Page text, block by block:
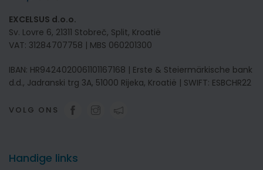
EXCELSUS d.o.o.
Sv. Lovre 6, 21311 Stobreč, Split, Kroatië
VAT: 31284707758 | MBS 060201300
IBAN: HR9424020061101167168 | Erste & Steiermärkische bank
d.d., Jadranski trg 3A, 51000 Rijeka, Kroatië | SWIFT: ESBCHR22
VOLG ONS
Handige links